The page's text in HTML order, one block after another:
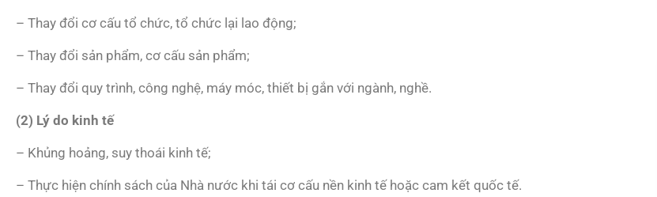
– Thay đổi cơ cấu tổ chức, tổ chức lại lao động;
– Thay đổi sản phẩm, cơ cấu sản phẩm;
– Thay đổi quy trình, công nghệ, máy móc, thiết bị gắn với ngành, nghề.
(2) Lý do kinh tế
– Khủng hoảng, suy thoái kinh tế;
– Thực hiện chính sách của Nhà nước khi tái cơ cấu nền kinh tế hoặc cam kết quốc tế.